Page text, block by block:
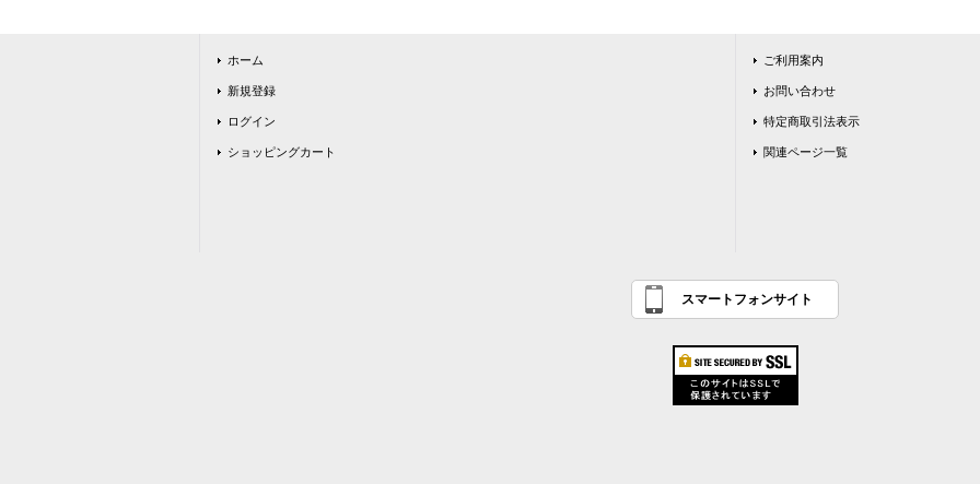
ホーム
新規登録
ログイン
ショッピングカート
ご利用案内
お問い合わせ
特定商取引法表示
関連ページ一覧
スマートフォンサイト